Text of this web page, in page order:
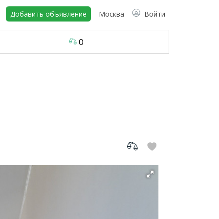
Добавить объявление Москва Войти
0